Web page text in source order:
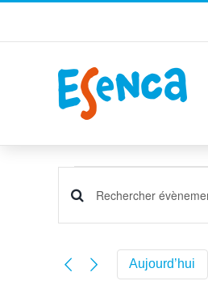
Recherche
et
navigation
de
Saisir
mot-
Rechercher
Aujourd’hui